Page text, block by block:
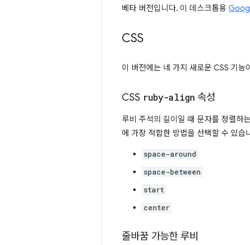
베타 버전입니다. 이 데스크톱용
CSS
이 버전에는 네 가지 새로운 CSS 기능
CSS ruby-align 속성
루비 주석의 길이일 때 문자를 정렬하
에 가장 적합한 방법을 선택할 수 있
space-around
space-between
start
center
줄바꿈 가능한 루비